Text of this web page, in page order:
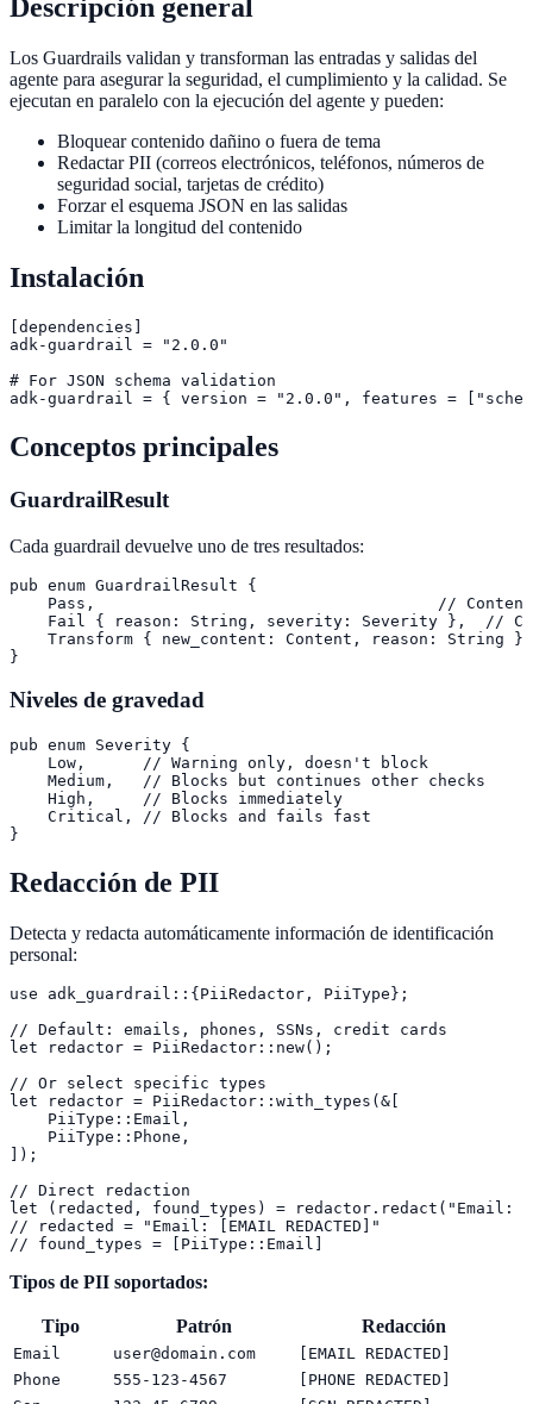
Descripción general
Los Guardrails validan y transforman las entradas y salidas del
agente para asegurar la seguridad, el cumplimiento y la calidad. Se
ejecutan en paralelo con la ejecución del agente y pueden:
Bloquear contenido dañino o fuera de tema
Redactar PII (correos electrónicos, teléfonos, números de
seguridad social, tarjetas de crédito)
Forzar el esquema JSON en las salidas
Limitar la longitud del contenido
Instalación
[dependencies]
adk-guardrail = "2.0.0"
# For JSON schema validation
adk-guardrail = { version = "2.0.0", features =
Conceptos principales
GuardrailResult
Cada guardrail devuelve uno de tres resultados:
pub enum GuardrailResult {
Pass,                                    //
Fail { reason: String, severity: Severity },  //
Transform { new_content: Content, reason: String
}
Niveles de gravedad
pub enum Severity {
    Low,      // Warning only, doesn't block
    Medium,   // Blocks but continues other checks
    High,     // Blocks immediately
    Critical, // Blocks and fails fast
}
Redacción de PII
Detecta y redacta automáticamente información de identificación
personal:
use adk_guardrail::{PiiRedactor, PiiType};
// Default: emails, phones, SSNs, credit cards
let redactor = PiiRedactor::new();
// Or select specific types
let redactor = PiiRedactor::with_types(&[
    PiiType::Email,
    PiiType::Phone,
]);
// Direct redaction
let (redacted, found_types) = redactor.redact("Email:
// redacted = "Email: [EMAIL REDACTED]"
// found_types = [PiiType::Email]
Tipos de PII soportados:
Tipo Patrón Redacción
Email user@domain.com
[EMAIL REDACTED]
Phone
555-123-4567
[PHONE REDACTED]